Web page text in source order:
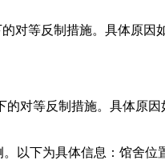
对等反制措施。具体原因
对等反制措施。具体原
以下为具体信息：馆舍